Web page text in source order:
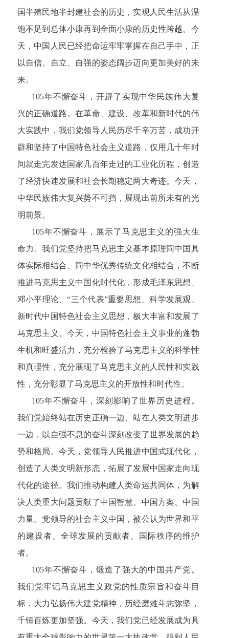
国半殖民地半封建社会的历史，实现人民生活从温
饱不足到总体小康再到全面小康的历史性跨越。今
天，中国人民已经把命运牢牢掌握在自己手中，正
以自信、自立、自强的姿态阔步迈向更加美好的未
来。
105年不懈奋斗，开辟了实现中华民族伟大复
兴的正确道路。在革命、建设、改革和新时代的伟
大实践中，我们党领导人民历尽千辛万苦，成功开
辟和坚持了中国特色社会主义道路，仅用几十年时
间就走完发达国家几百年走过的工业化历程，创造
了经济快速发展和社会长期稳定两大奇迹。今天，
中华民族伟大复兴势不可挡，展现出前所未有的光
明前景。
105年不懈奋斗，展示了马克思主义的强大生
命力。我们党坚持把马克思主义基本原理同中国具
体实际相结合、同中华优秀传统文化相结合，不断
推进马克思主义中国化时代化，形成毛泽东思想、
邓小平理论、“三个代表”重要思想、科学发展观、
新时代中国特色社会主义思想，极大丰富和发展了
马克思主义。今天，中国特色社会主义事业的蓬勃
生机和旺盛活力，充分检验了马克思主义的科学性
和真理性，充分展现了马克思主义的人民性和实践
性，充分彰显了马克思主义的开放性和时代性。
105年不懈奋斗，深刻影响了世界历史进程。
我们党始终站在历史正确一边、站在人类文明进步
一边，以自强不息的奋斗深刻改变了世界发展的趋
势和格局。今天，党领导人民推进中国式现代化，
创造了人类文明新形态，拓展了发展中国家走向现
代化的途径。我们推动构建人类命运共同体，为解
决人类重大问题贡献了中国智慧、中国方案、中国
力量。党领导的社会主义中国，被公认为世界和平
的建设者、全球发展的贡献者、国际秩序的维护
者。
105年不懈奋斗，锻造了强大的中国共产党。
我们党牢记马克思主义政党的性质宗旨和奋斗目
标，大力弘扬伟大建党精神，历经磨难斗志弥坚，
千锤百炼更加坚强。今天，我们党已经发展成为具